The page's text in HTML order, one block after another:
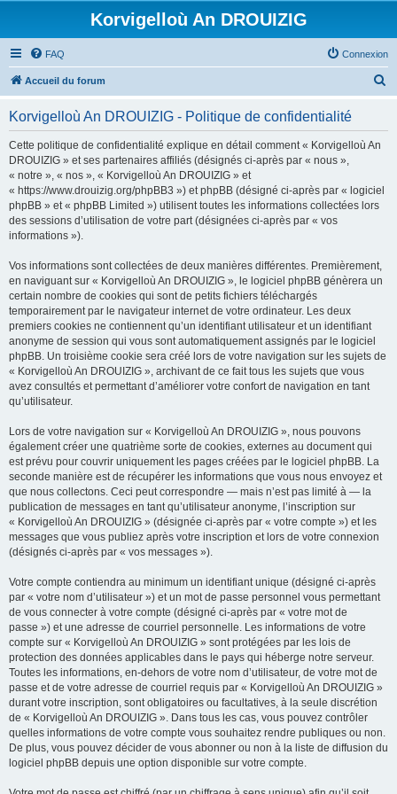
Korvigelloù An DROUIZIG
FAQ Connexion
Accueil du forum
Korvigelloù An DROUIZIG - Politique de confidentialité
Cette politique de confidentialité explique en détail comment « Korvigelloù An
DROUIZIG » et ses partenaires affiliés (désignés ci-après par « nous »,
« notre », « nos », « Korvigelloù An DROUIZIG » et
« https://www.drouizig.org/phpBB3 ») et phpBB (désigné ci-après par « logiciel
phpBB » et « phpBB Limited ») utilisent toutes les informations collectées lors
des sessions d’utilisation de votre part (désignées ci-après par « vos
informations »).
Vos informations sont collectées de deux manières différentes. Premièrement,
en naviguant sur « Korvigelloù An DROUIZIG », le logiciel phpBB génèrera un
certain nombre de cookies qui sont de petits fichiers téléchargés
temporairement par le navigateur internet de votre ordinateur. Les deux
premiers cookies ne contiennent qu’un identifiant utilisateur et un identifiant
anonyme de session qui vous sont automatiquement assignés par le logiciel
phpBB. Un troisième cookie sera créé lors de votre navigation sur les sujets de
« Korvigelloù An DROUIZIG », archivant de ce fait tous les sujets que vous
avez consultés et permettant d’améliorer votre confort de navigation en tant
qu’utilisateur.
Lors de votre navigation sur « Korvigelloù An DROUIZIG », nous pouvons
également créer une quatrième sorte de cookies, externes au document qui
est prévu pour couvrir uniquement les pages créées par le logiciel phpBB. La
seconde manière est de récupérer les informations que vous nous envoyez et
que nous collectons. Ceci peut correspondre — mais n’est pas limité à — la
publication de messages en tant qu’utilisateur anonyme, l’inscription sur
« Korvigelloù An DROUIZIG » (désignée ci-après par « votre compte ») et les
messages que vous publiez après votre inscription et lors de votre connexion
(désignés ci-après par « vos messages »).
Votre compte contiendra au minimum un identifiant unique (désigné ci-après
par « votre nom d’utilisateur ») et un mot de passe personnel vous permettant
de vous connecter à votre compte (désigné ci-après par « votre mot de
passe ») et une adresse de courriel personnelle. Les informations de votre
compte sur « Korvigelloù An DROUIZIG » sont protégées par les lois de
protection des données applicables dans le pays qui héberge notre serveur.
Toutes les informations, en-dehors de votre nom d’utilisateur, de votre mot de
passe et de votre adresse de courriel requis par « Korvigelloù An DROUIZIG »
durant votre inscription, sont obligatoires ou facultatives, à la seule discrétion
de « Korvigelloù An DROUIZIG ». Dans tous les cas, vous pouvez contrôler
quelles informations de votre compte vous souhaitez rendre publiques ou non.
De plus, vous pouvez décider de vous abonner ou non à la liste de diffusion du
logiciel phpBB depuis une option disponible sur votre compte.